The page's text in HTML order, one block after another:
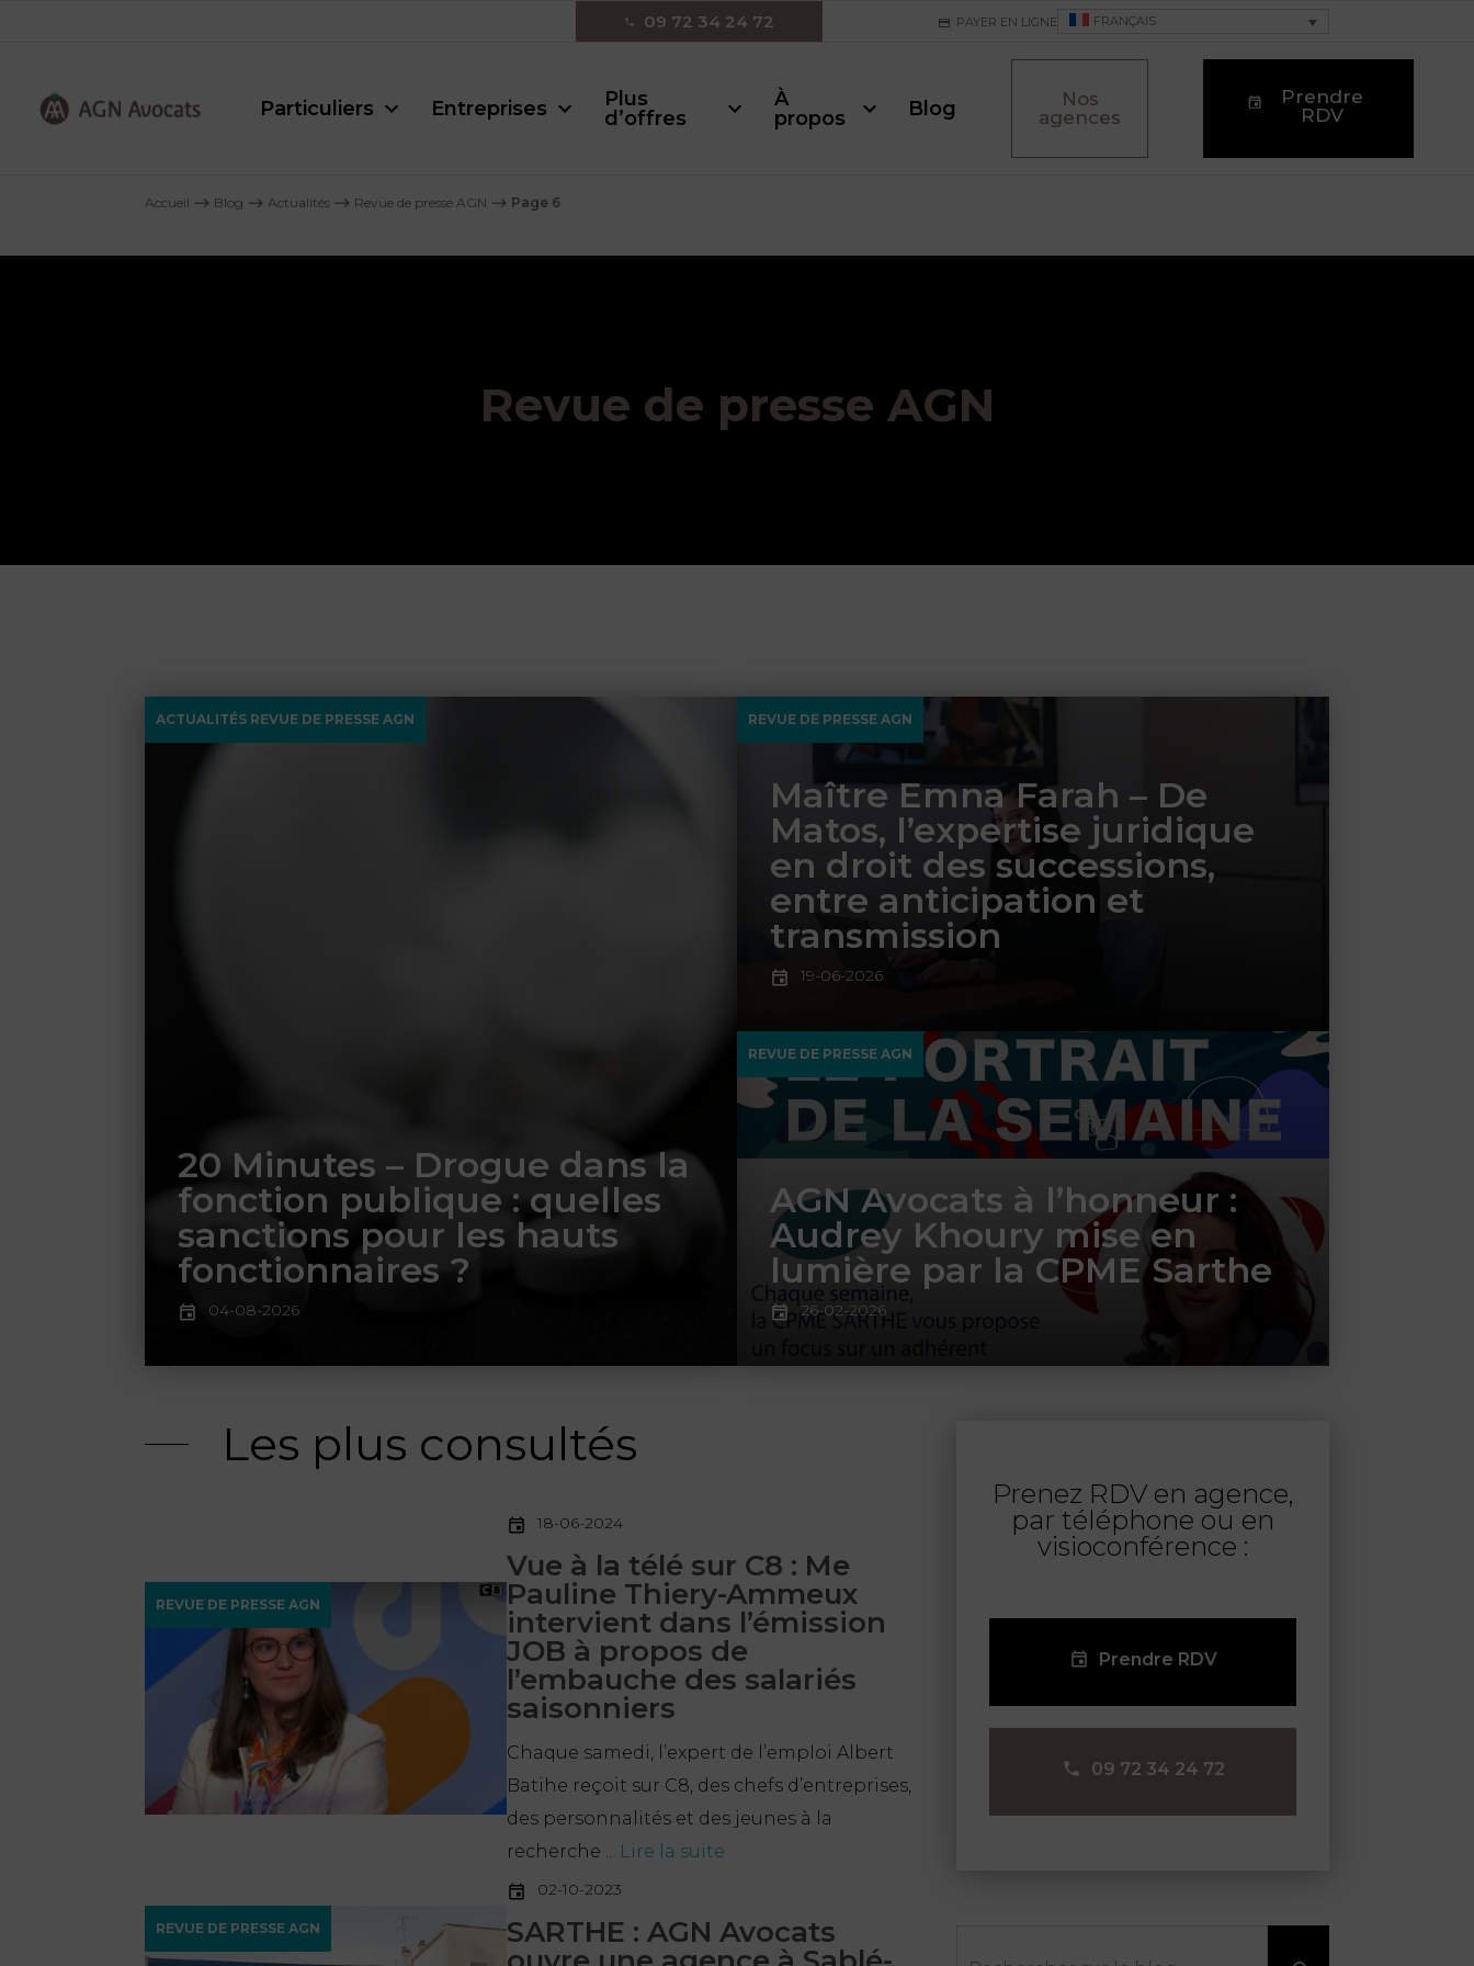
09 72 34 24 72 PAYER EN LIGNE FRANÇAIS
Particuliers Entreprises
Plus
d’offres
À
propos
Blog
Nos
agences
Prendre
RDV
Accueil ⟶ Blog ⟶ Actualités ⟶ Revue de presse AGN ⟶ Page 6
Revue de presse AGN
ACTUALITÉS REVUE DE PRESSE AGN
04-08-2026
20 Minutes – Drogue dans la
fonction publique : quelles
sanctions pour les hauts
fonctionnaires ?
REVUE DE PRESSE AGN
19-06-2026
Maître Emna Farah – De
Matos, l’expertise juridique
en droit des successions,
entre anticipation et
transmission
REVUE DE PRESSE AGN
26-02-2026
AGN Avocats à l’honneur :
Audrey Khoury mise en
lumière par la CPME Sarthe
Les plus consultés
REVUE DE PRESSE AGN
18-06-2024
Vue à la télé sur C8 : Me
Pauline Thiery-Ammeux
intervient dans l’émission
JOB à propos de
l’embauche des salariés
saisonniers
Chaque samedi, l’expert de l’emploi Albert
Batihe reçoit sur C8, des chefs d’entreprises,
des personnalités et des jeunes à la
recherche ... Lire la suite
REVUE DE PRESSE AGN
02-10-2023
SARTHE : AGN Avocats
Prenez RDV en agence,
par téléphone ou en
visioconférence :
Prendre RDV
09 72 34 24 72